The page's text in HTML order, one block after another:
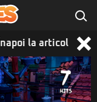
Înapoi la articol